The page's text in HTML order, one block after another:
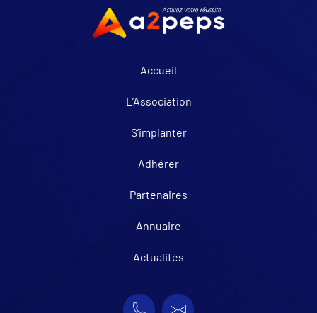
Accueil
L’Association
S’implanter
Adhérer
Partenaires
Annuaire
Actualités